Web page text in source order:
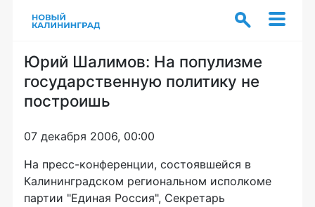
Юрий Шалимов: На популизме
государственную политику не
построишь
07 декабря 2006, 00:00
На пресс-конференции, состоявшейся в
Калининградском региональном исполкоме
партии "Единая Россия", Секретарь